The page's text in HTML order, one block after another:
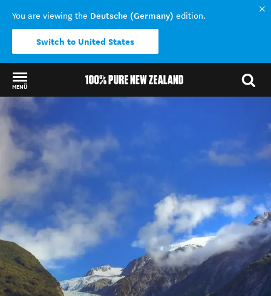
You are viewing the Deutsche (Germany) edition.
Switch to United States
MENÜ
Back to my results